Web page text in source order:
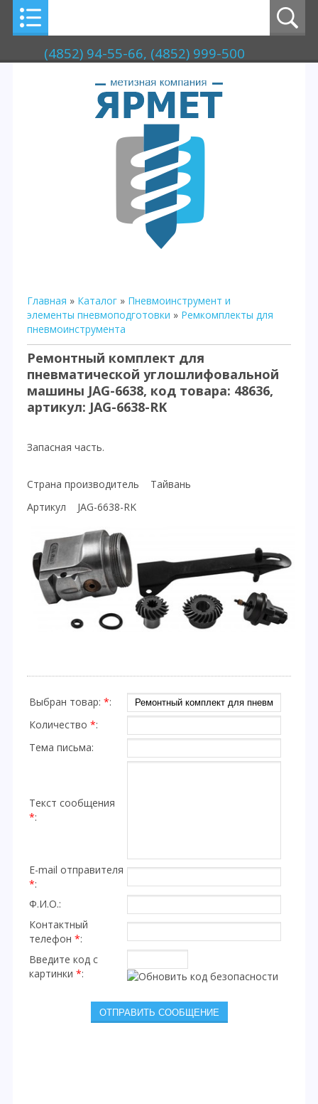
(4852) 94-55-66, (4852) 999-500
Главная » Каталог » Пневмоинструмент и
элементы пневмоподготовки » Ремкомплекты для
пневмоинструмента
Ремонтный комплект для
пневматической углошлифовальной
машины JAG-6638, код товара: 48636,
артикул: JAG-6638-RK
Запасная часть.
Страна производитель Тайвань
Артикул JAG-6638-RK
Выбран товар: *:
Количество *:
Тема письма:
Текст сообщения
*:
E-mail отправителя
*:
Ф.И.О.:
Контактный
телефон *:
Введите код с
картинки *: